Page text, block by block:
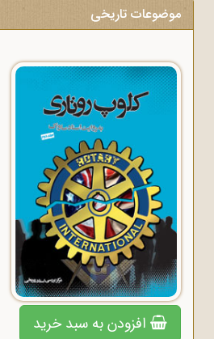
موضوعات تاریخی
افزودن به سبد خرید